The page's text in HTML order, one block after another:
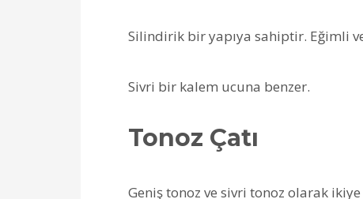
Silindirik bir yapıya sahiptir. Eğimli
Sivri bir kalem ucuna benzer.
Tonoz Çatı
Geniş tonoz ve sivri tonoz olarak